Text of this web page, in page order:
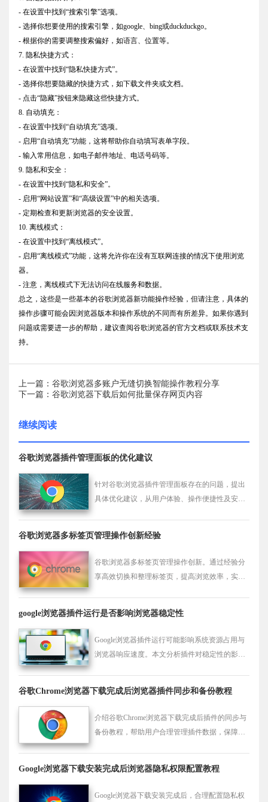
- 在设置中找到“搜索引擎”选项。
- 选择你想要使用的搜索引擎，如google、bing或duckduckgo。
- 根据你的需要调整搜索偏好，如语言、位置等。
7. 隐私快捷方式：
- 在设置中找到“隐私快捷方式”。
- 选择你想要隐藏的快捷方式，如下载文件夹或文档。
- 点击“隐藏”按钮来隐藏这些快捷方式。
8. 自动填充：
- 在设置中找到“自动填充”选项。
- 启用“自动填充”功能，这将帮助你自动填写表单字段。
- 输入常用信息，如电子邮件地址、电话号码等。
9. 隐私和安全：
- 在设置中找到“隐私和安全”。
- 启用“网站设置”和“高级设置”中的相关选项。
- 定期检查和更新浏览器的安全设置。
10. 离线模式：
- 在设置中找到“离线模式”。
- 启用“离线模式”功能，这将允许你在没有互联网连接的情况下使用浏览
器。
- 注意，离线模式下无法访问在线服务和数据。
总之，这些是一些基本的谷歌浏览器新功能操作经验，但请注意，具体的
操作步骤可能会因浏览器版本和操作系统的不同而有所差异。如果你遇到
问题或需要进一步的帮助，建议查阅谷歌浏览器的官方文档或联系技术支
持。
上一篇：谷歌浏览器多账户无缝切换智能操作教程分享
下一篇：谷歌浏览器下载后如何批量保存网页内容
继续阅读
谷歌浏览器插件管理面板的优化建议
针对谷歌浏览器插件管理面板存在的问题，提出
具体优化建议，从用户体验、操作便捷性及安全
谷歌浏览器多标签页管理操作创新经验
谷歌浏览器多标签页管理操作创新。通过经验分
享高效切换和整理标签页，提高浏览效率，实现
google浏览器插件运行是否影响浏览器稳定性
Google浏览器插件运行可能影响系统资源占用与
浏览器响应速度。本文分析插件对稳定性的影
谷歌Chrome浏览器下载完成后浏览器插件同步和备份教程
介绍谷歌Chrome浏览器下载完成后插件的同步与
备份教程，帮助用户合理管理插件数据，保障浏
Google浏览器下载安装完成后浏览器隐私权限配置教程
Google浏览器下载安装完成后，合理配置隐私权